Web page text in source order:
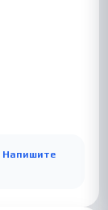
Напишите